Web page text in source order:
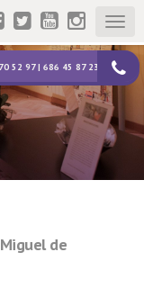
52 97 | 686 45 87 23
de